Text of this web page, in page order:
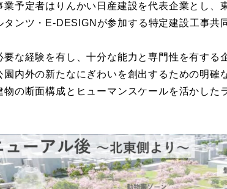
業予定者はりんかい日産建設を代表企業とし、
タンツ・E-DESIGNが参加する特定建設工事共
要な経験を有し、十分な能力と専門性を有する
園内外の新たなにぎわいを創出するための明確
物の断面構成とヒューマンスケールを活かした